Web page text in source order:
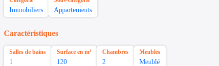
Immobiliers Appartements
Caractéristiques
Salles de bains
1
Surface en m²
120
Chambres
2
Meubles
Meublé